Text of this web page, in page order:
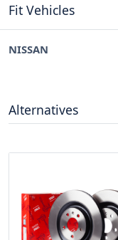
Fit Vehicles
NISSAN
Alternatives